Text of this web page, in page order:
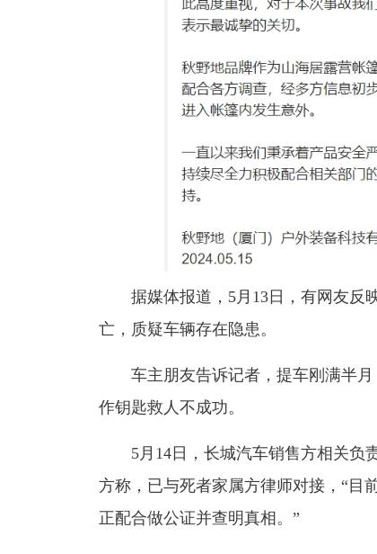
据媒体报道，5月13日，有网友反
亡，质疑车辆存在隐患。
车主朋友告诉记者，提车刚满半
作钥匙救人不成功。
5月14日，长城汽车销售方相关负
方称，已与死者家属方律师对接，“目
正配合做公证并查明真相。”